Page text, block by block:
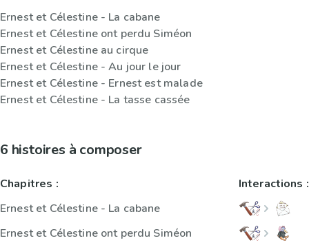
Ernest et Célestine - La cabane
Ernest et Célestine ont perdu Siméon
Ernest et Célestine au cirque
Ernest et Célestine - Au jour le jour
Ernest et Célestine - Ernest est malade
Ernest et Célestine - La tasse cassée
6 histoires à composer
Chapitres :
Ernest et Célestine - La cabane
Ernest et Célestine ont perdu Siméon
Interactions :